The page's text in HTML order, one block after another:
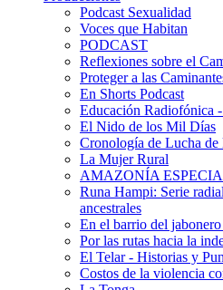
Podcast Sexualidad
Voces que Habitan
PODCAST
Reflexiones sobre el
Proteger a las
En Shorts Podcast
Educación Radiofónica
El Nido de los Mil Días
Cronología de Lucha de
La Mujer Rural
AMAZONÍA
Runa Hampi: Serie
ancestrales
En el barrio del
Por las rutas hacia la
El Telar - Historias y
Costos de la violencia